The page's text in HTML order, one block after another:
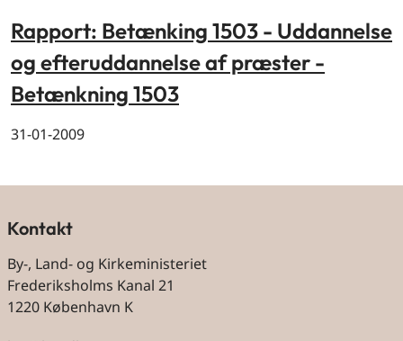
Rapport: Betænking 1503 - Uddannelse
og efteruddannelse af præster -
Betænkning 1503
31-01-2009
Kontakt
By-, Land- og Kirkeministeriet
Frederiksholms Kanal 21
1220 København K